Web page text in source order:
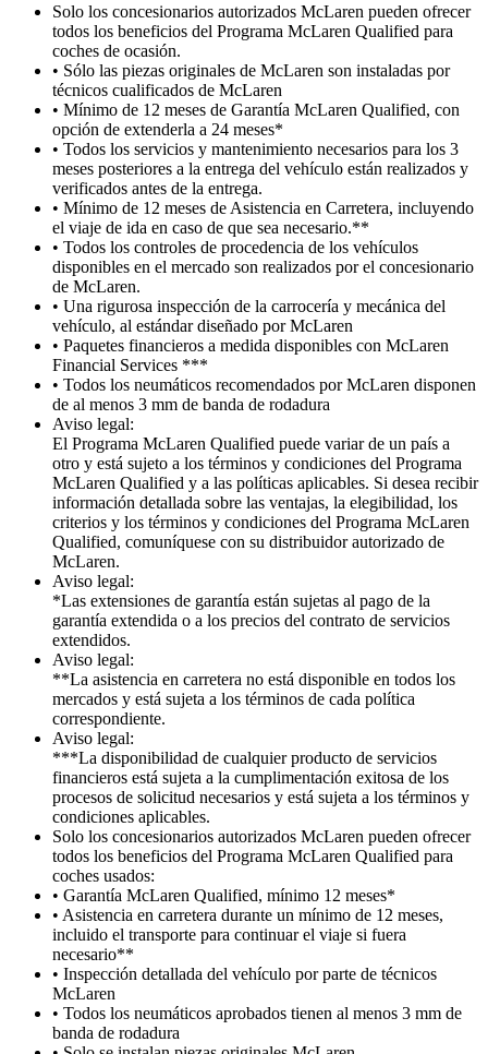
Solo los concesionarios autorizados McLaren pueden ofrecer
todos los beneficios del Programa McLaren Qualified para
coches de ocasión.
• Sólo las piezas originales de McLaren son instaladas por
técnicos cualificados de McLaren
• Mínimo de 12 meses de Garantía McLaren Qualified, con
opción de extenderla a 24 meses*
• Todos los servicios y mantenimiento necesarios para los 3
meses posteriores a la entrega del vehículo están realizados y
verificados antes de la entrega.
• Mínimo de 12 meses de Asistencia en Carretera, incluyendo
el viaje de ida en caso de que sea necesario.**
• Todos los controles de procedencia de los vehículos
disponibles en el mercado son realizados por el concesionario
de McLaren.
• Una rigurosa inspección de la carrocería y mecánica del
vehículo, al estándar diseñado por McLaren
• Paquetes financieros a medida disponibles con McLaren
Financial Services ***
• Todos los neumáticos recomendados por McLaren disponen
de al menos 3 mm de banda de rodadura
Aviso legal:
El Programa McLaren Qualified puede variar de un país a
otro y está sujeto a los términos y condiciones del Programa
McLaren Qualified y a las políticas aplicables. Si desea recibir
información detallada sobre las ventajas, la elegibilidad, los
criterios y los términos y condiciones del Programa McLaren
Qualified, comuníquese con su distribuidor autorizado de
McLaren.
Aviso legal:
*Las extensiones de garantía están sujetas al pago de la
garantía extendida o a los precios del contrato de servicios
extendidos.
Aviso legal:
**La asistencia en carretera no está disponible en todos los
mercados y está sujeta a los términos de cada política
correspondiente.
Aviso legal:
***La disponibilidad de cualquier producto de servicios
financieros está sujeta a la cumplimentación exitosa de los
procesos de solicitud necesarios y está sujeta a los términos y
condiciones aplicables.
Solo los concesionarios autorizados McLaren pueden ofrecer
todos los beneficios del Programa McLaren Qualified para
coches usados:
• Garantía McLaren Qualified, mínimo 12 meses*
• Asistencia en carretera durante un mínimo de 12 meses,
incluido el transporte para continuar el viaje si fuera
necesario**
• Inspección detallada del vehículo por parte de técnicos
McLaren
• Todos los neumáticos aprobados tienen al menos 3 mm de
banda de rodadura